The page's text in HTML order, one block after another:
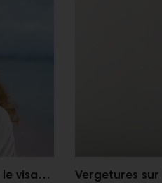
visage
Vergetures